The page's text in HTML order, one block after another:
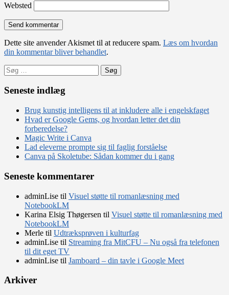
Websted
Dette site anvender Akismet til at reducere spam. Læs om hvordan
din kommentar bliver behandlet.
Søg
efter:
Seneste indlæg
Brug kunstig intelligens til at inkludere alle i engelskfaget
Hvad er Google Gems, og hvordan letter det din
forberedelse?
Magic Write i Canva
Lad eleverne prompte sig til faglig forståelse
Canva på Skoletube: Sådan kommer du i gang
Seneste kommentarer
adminLise til Visuel støtte til romanlæsning med
NotebookLM
Karina Elsig Thøgersen til Visuel støtte til romanlæsning med
NotebookLM
Merle til Udtræksprøven i kulturfag
adminLise til Streaming fra MitCFU – Nu også fra telefonen
til dit eget TV
adminLise til Jamboard – din tavle i Google Meet
Arkiver